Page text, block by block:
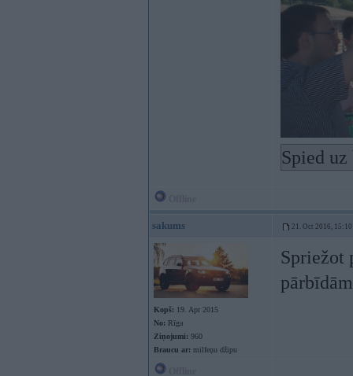
Spied
sakums 21. Oct 2016, 15:10
Kopš: 19. Apr 2015
No: Rīga
Ziņojumi: 960
Braucu ar: milfeņu džipu
Spriežot